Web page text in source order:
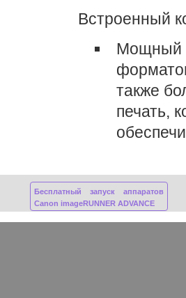
Встроенный
Мощный
также
печать,
Бесплатный запуск аппаратов
Canon imageRUNNER ADVANCE